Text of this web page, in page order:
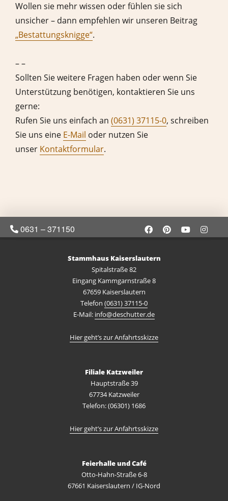
Wollen sie mehr wissen oder fühlen sie sich
unsicher – dann empfehlen wir unseren Beitrag
„Bestattungsknigge“.
– –
Sollten Sie weitere Fragen haben oder wenn Sie
Unterstützung benötigen, kontaktieren Sie uns
gerne:
Rufen Sie uns einfach an (0631) 37115-0, schreiben
Sie uns eine E-Mail oder nutzen Sie
unser Kontaktformular.
0631 – 371150
Stammhaus Kaiserslautern
Spitalstraße 82
Eingang Kammgarnstraße 8
67659 Kaiserslautern
Telefon (0631) 37115-0
E-Mail: info@deschutter.de
Hier geht’s zur Anfahrtsskizze
Filiale Katzweiler
Hauptstraße 39
67734 Katzweiler
Telefon: (06301) 1686
Hier geht’s zur Anfahrtsskizze
Feierhalle und Café
Otto-Hahn-Straße 6-8
67661 Kaiserslautern / IG-Nord